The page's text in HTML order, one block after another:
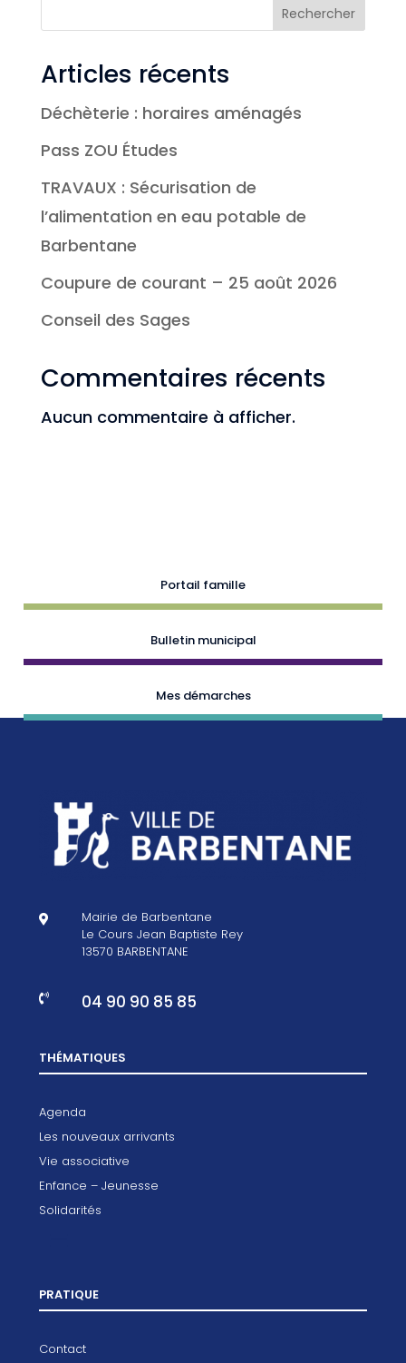
Rechercher
Articles récents
Déchèterie : horaires aménagés
Pass ZOU Études
TRAVAUX : Sécurisation de
l’alimentation en eau potable de
Barbentane
Coupure de courant – 25 août 2026
Conseil des Sages
Commentaires récents
Aucun commentaire à afficher.
Portail famille
Bulletin municipal
Mes démarches

Mairie de Barbentane
Le Cours Jean Baptiste Rey
13570 BARBENTANE
 04 90 90 85 85
THÉMATIQUES
Agenda
Les nouveaux arrivants
Vie associative
Enfance – Jeunesse
Solidarités
PRATIQUE
Contact